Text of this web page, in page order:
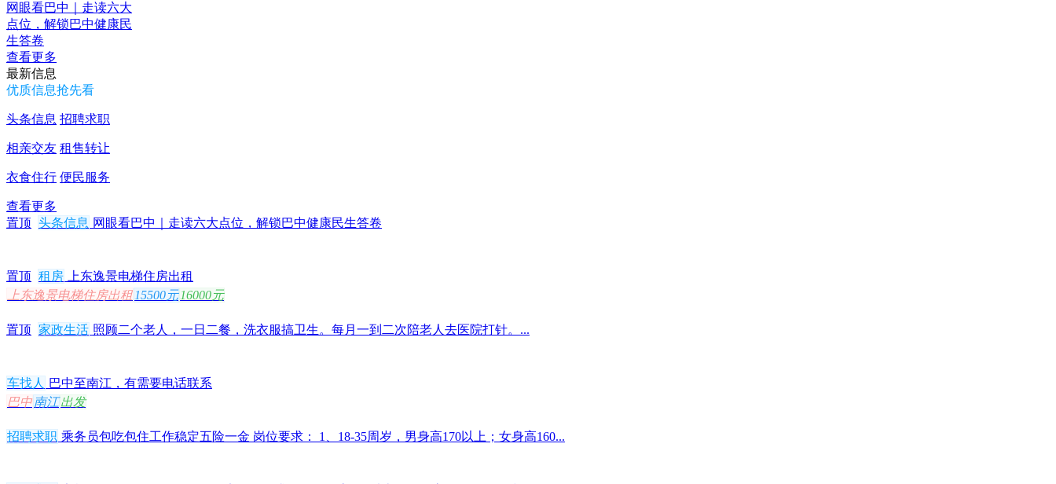
网眼看巴中｜走读六大
点位，解锁巴中健康民
生答卷
查看更多
最新信息
优质信息抢先看
头条信息 招聘求职
相亲交友 租售转让
衣食住行 便民服务
查看更多
置顶 头条信息 网眼看巴中｜走读六大点位，解锁巴中健康民生答卷
置顶 租房 上东逸景电梯住房出租
上东逸景电梯住房出租 15500元 16000元
置顶 家政生活 照顾二个老人，一日二餐，洗衣服搞卫生。每月一到二次陪老人去医院打针。...
车找人
巴中至南江，有需要电话联系
巴中南江出发
招聘求职 乘务员包吃包住工作稳定五险一金 岗位要求： 1、18-35周岁，男身高170以上；女身高160...